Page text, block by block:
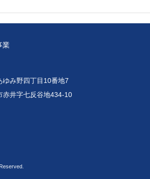
ア
令和8年8月4日 7月
業
野四丁目10番地7
井字七反谷地434-10